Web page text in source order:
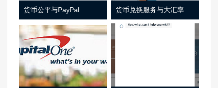
货币公平与PayPal 货币兑换服务与大汇率